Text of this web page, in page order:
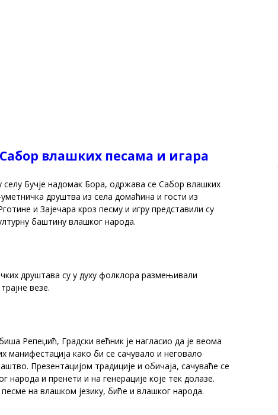
влашких песама и игара
селу Бучје надомак Бора, одржaва се Сабор влашких
друштва из села домаћина и гости из
и Зајечара кроз песму и игру представили су
баштину влашког народа.
друштава су у духу фолклора размењивали
везе.
Репеџић, Градски већник је нагласио да је веома
како би се сачувало и неговало
Презентацијом традиције и обичаја, сачуваће се
народа и пренети и на генерације које тек долазе.
песме на влашком језику, биће и влашког народа.